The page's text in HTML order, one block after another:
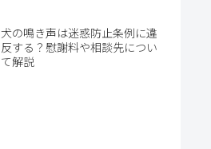
犬の鳴き声は迷惑防止条例に違
反する？慰謝料や相談先につい
て解説